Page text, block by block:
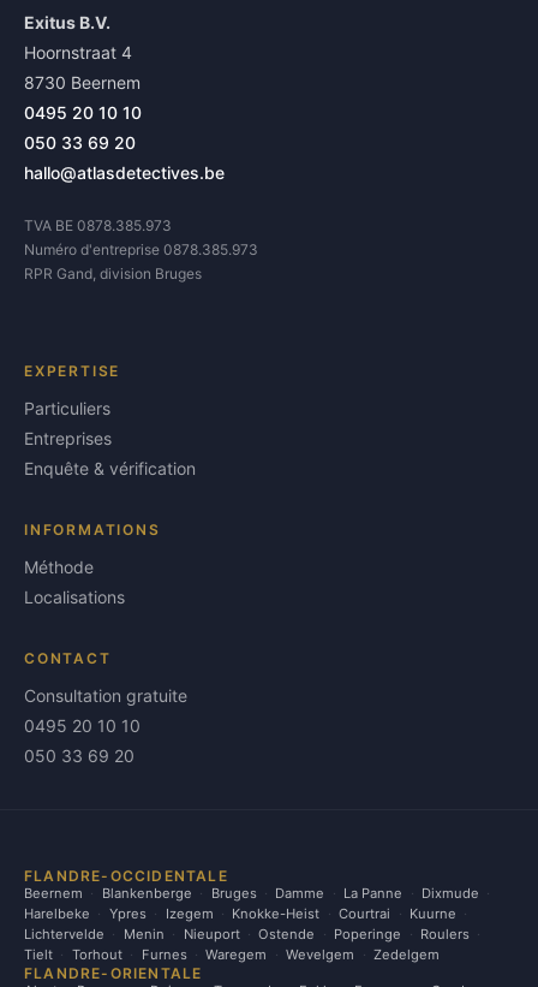
Exitus B.V.
Hoornstraat 4
8730 Beernem
0495 20 10 10
050 33 69 20
hallo@atlasdetectives.be
TVA BE 0878.385.973
Numéro d'entreprise 0878.385.973
RPR Gand, division Bruges
EXPERTISE
Particuliers
Entreprises
Enquête & vérification
INFORMATIONS
Méthode
Localisations
CONTACT
Consultation gratuite
0495 20 10 10
050 33 69 20
FLANDRE-OCCIDENTALE
Beernem Blankenberge Bruges Damme La Panne
Dixmude
Harelbeke
Ypres Izegem Knokke-Heist Courtrai
Kuurne
Lichtervelde
Menin Nieuport Ostende Poperinge
Roulers
Tielt
Torhout Furnes Waregem Wevelgem Zedelgem
FLANDRE-ORIENTALE